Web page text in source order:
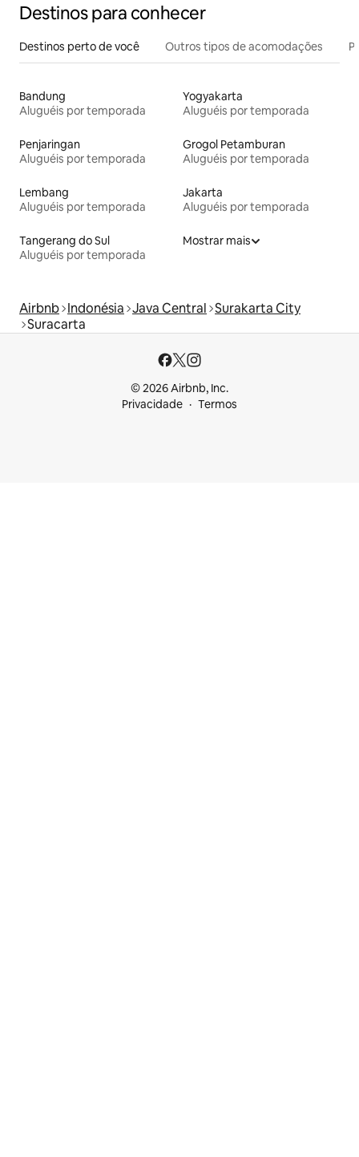
Destinos para conhecer
Destinos perto de você Outros tipos de acomodações
Bandung
Aluguéis por temporada
Yogyakarta
Aluguéis por temporada
Penjaringan
Aluguéis por temporada
Grogol Petamburan
Aluguéis por temporada
Lembang
Aluguéis por temporada
Jakarta
Aluguéis por temporada
Tangerang do Sul
Aluguéis por temporada
Mostrar mais
Airbnb Indonésia Java Central Surakarta City
Suracarta
© 2026 Airbnb, Inc.
Privacidade
Termos